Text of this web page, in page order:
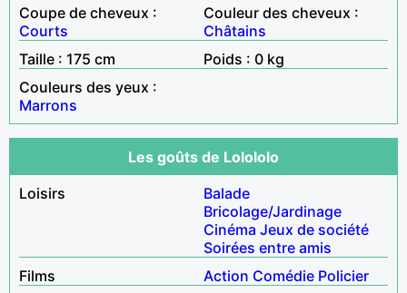
Coupe de cheveux :
Courts
Couleur des cheveux :
Châtains
Taille : 175 cm
Poids : 0 kg
Couleurs des yeux :
Marrons
Les goûts de Lolololo
Loisirs
Balade
Bricolage/Jardinage
Cinéma Jeux de société
Soirées entre amis
Films
Action Comédie Policier